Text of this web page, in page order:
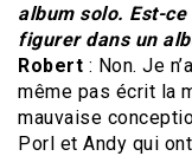
album solo. Est-
figurer dans un
Robert : Non. Je
même pas écrit la
mauvaise
Porl et Andy qui